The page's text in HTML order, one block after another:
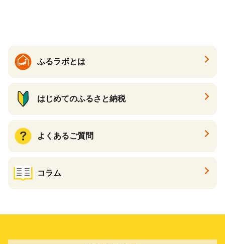
ふるラボとは
はじめてのふるさと納税
よくあるご質問
コラム